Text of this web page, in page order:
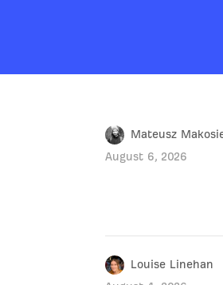
Mateusz
August 6, 2026
Louise Linehan